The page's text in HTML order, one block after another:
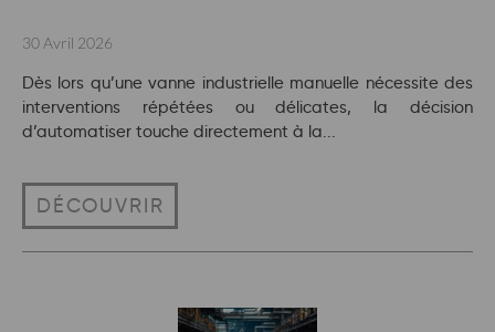
30 Avril 2026
Dès lors qu’une vanne industrielle manuelle nécessite des
interventions répétées ou délicates, la décision
d’automatiser touche directement à la...
DÉCOUVRIR